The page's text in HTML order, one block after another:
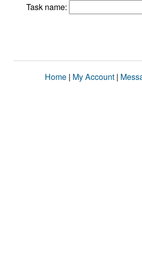
Task name:
Home | My Account |